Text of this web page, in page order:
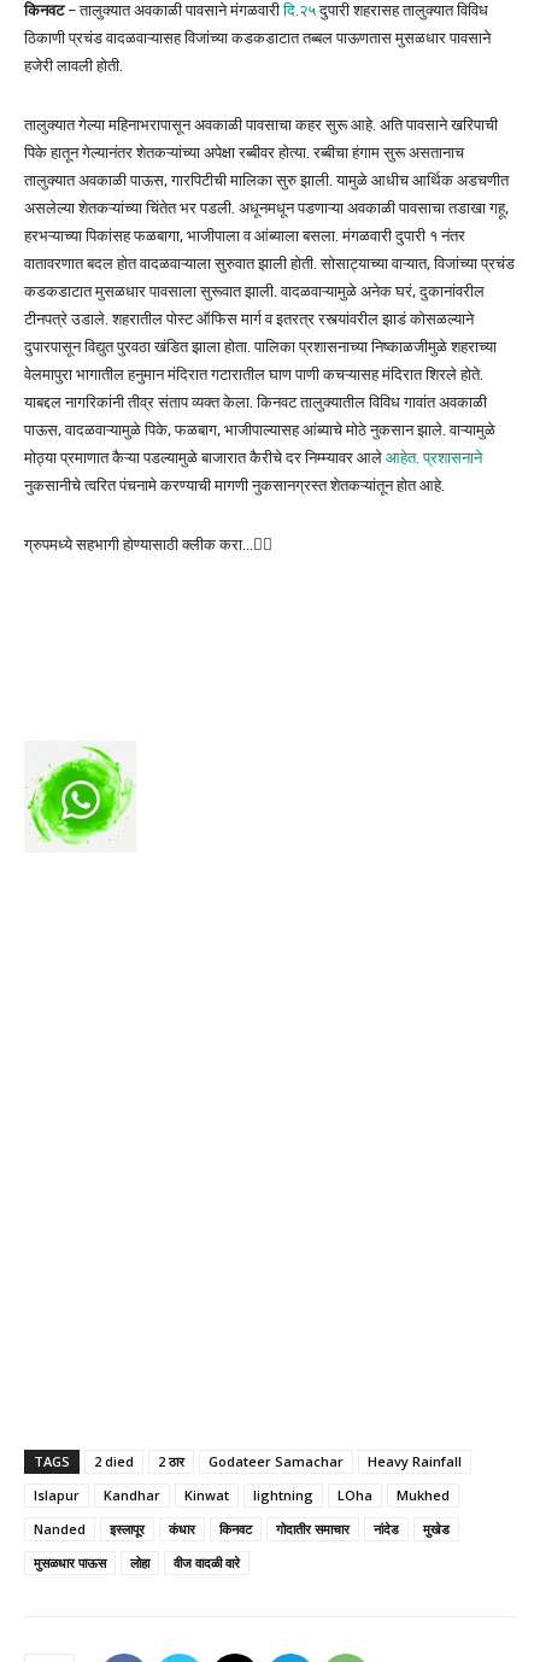
किनवट– तालुक्यात अवकाळी पावसाने मंगळवारीदि.२५दुपारी शहरासह तालुक्यात विविध
ठिकाणी प्रचंड वादळवाऱ्यासह विजांच्या कडकडाटात तब्बल पाऊणतास मुसळधार पावसाने
हजेरी लावली होती.
तालुक्यात गेल्या महिनाभरापासून अवकाळी पावसाचा कहर सुरू आहे. अति पावसाने खरिपाची
पिके हातून गेल्यानंतर शेतकऱ्यांच्या अपेक्षा रब्बीवर होत्या. रब्बीचा हंगाम सुरू असतानाच
तालुक्यात अवकाळी पाऊस, गारपिटीची मालिका सुरु झाली. यामुळे आधीच आर्थिक अडचणीत
असलेल्या शेतकऱ्यांच्या चिंतेत भर पडली. अधूनमधून पडणाऱ्या अवकाळी पावसाचा तडाखा गहू,
हरभऱ्याच्या पिकांसह फळबागा, भाजीपाला व आंब्याला बसला. मंगळवारी दुपारी १ नंतर
वातावरणात बदल होत वादळवाऱ्याला सुरुवात झाली होती. सोसाट्याच्या वाऱ्यात, विजांच्या प्रचंड
कडकडाटात मुसळधार पावसाला सुरूवात झाली. वादळवाऱ्यामुळे अनेक घरं, दुकानांवरील
टीनपत्रे उडाले. शहरातील पोस्ट ऑफिस मार्ग व इतरत्र रस्त्यांवरील झाडं कोसळल्याने
दुपारपासून विद्युत पुरवठा खंडित झाला होता. पालिका प्रशासनाच्या निष्काळजीमुळे शहराच्या
वेलमापुरा भागातील हनुमान मंदिरात गटारातील घाण पाणी कचऱ्यासह मंदिरात शिरले होते.
याबद्दल नागरिकांनी तीव्र संताप व्यक्त केला. किनवट तालुक्यातील विविध गावांत अवकाळी
पाऊस, वादळवाऱ्यामुळे पिके, फळबाग, भाजीपाल्यासह आंब्याचे मोठे नुकसान झाले. वाऱ्यामुळे
मोठ्या प्रमाणात कैऱ्या पडल्यामुळे बाजारात कैरीचे दर निम्म्यावर आले आहेत. प्रशासनाने
नुकसानीचे त्वरित पंचनामे करण्याची मागणी नुकसानग्रस्त शेतकऱ्यांतून होत आहे.
ग्रुपमध्ये सहभागी होण्यासाठी क्लीक करा…👆🏻
TAGS 2 died 2 ठार Godateer Samachar
Heavy Rainfall
Islapur
Kandhar Kinwat lightning LOha
Mukhed
Nanded
इस्लापूर कंधार किनवट गोदातीर समाचार नांदेड
मुखेड
मुसळधार पाऊस
लोहा वीज वादळी वारे